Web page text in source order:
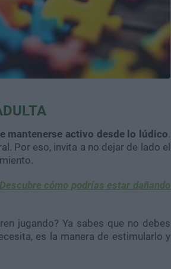
mantenerse activo desde lo lúdico.
Por eso, invita a no dejar de lado el
cómo podrías estar dañando
jugando? Ya sabes que no debes
es la manera de estimularlo y